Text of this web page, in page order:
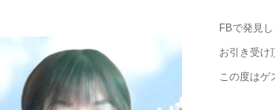
FBで発見
お引き受け
この度はゲ